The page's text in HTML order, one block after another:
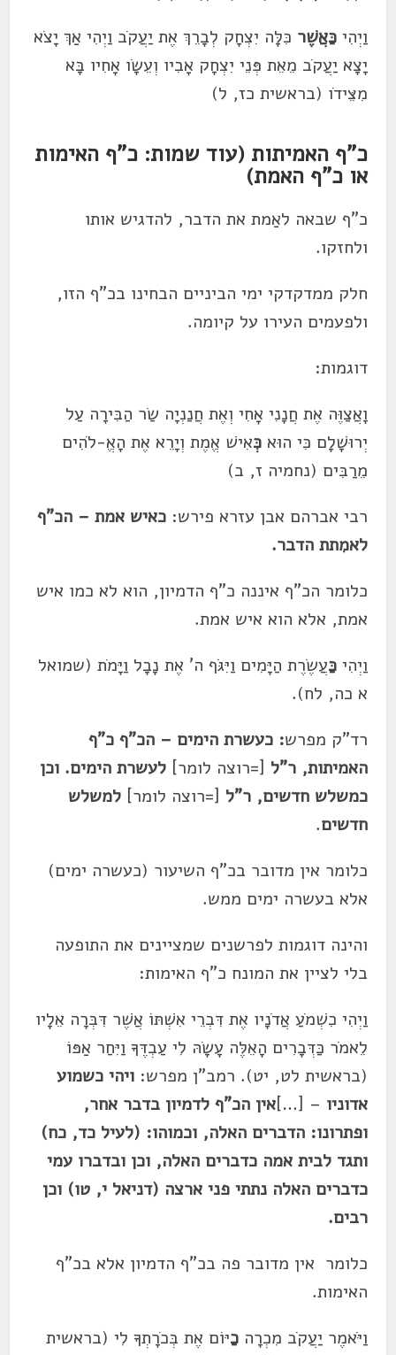
וַיְהִיכַּאֲשֶׁר כִּלָּה יִצְחָק לְבָרֵךְ אֶת יַעֲקֹב וַיְהִי אַךְ יָצֹא
יָצָא יַעֲקֹב מֵאֵת פְּנֵי יִצְחָק אָבִיו וְעֵשָׂו אָחִיו בָּא
מִצֵּידֹו (בראשית כז, ל)
כ"ף האמיתות (עוד שמות: כ"ף האימות
או כ"ף האמת)
כ"ף שבאה לאַמת את הדבר, להדגיש אותו
ולחזקו.
חלק ממדקדקי ימי הביניים הבחינו בכ"ף הזו,
ולפעמים העירו על קיומה.
דוגמות:
וָאֲצַוֶּה אֶת חֲנָנִי אָחִי וְאֶת חֲנַנְיָה שַׂר הַבִּירָה עַל
יְרוּשָׁלִָם כִּי הוּאכְּאִישׁ אֱמֶת וְיָרֵא אֶת הָאֱ-לֹהִים
מֵרַבִּים (נחמיה ז, ב)
רבי אברהם אבן עזרא פירש:כאיש אמת – הכ"ף
לאמִתת הדבר.
כלומר הכ"ף איננה כ"ף הדמיון, הוא לא כמו איש
אמת, אלא הוא איש אמת.
וַיְהִיכַּעֲשֶׂרֶת הַיָּמִים וַיִּגֹּף ה' אֶת נָבָל וַיָּמֹת (שמואל
א כה, לח).
רד"ק מפרש: כעשרת הימים – הכ"ף כ"ף
האמיתות, ר"ל [=רוצה לומר]לעשרת הימים. וכן
כמשלש חדשים, ר"ל [=רוצה לומר]למשלש
חדשים.
כלומר אין מדובר בכ"ף השיעור (כעשרה ימים)
אלא בעשרה ימים ממש.
והינה דוגמות לפרשנים שמציינים את התופעה
בלי לציין את המונח כ"ף האימות:
וַיְהִי כִשְׁמֹעַ אֲדֹנָיו אֶת דִּבְרֵי אִשְׁתּוֹ אֲשֶׁר דִּבְּרָה אֵלָיו
לֵאמֹר כַּדְּבָרִים הָאֵלֶּה עָשָׂהּ לִי עַבְדֶּךָ וַיִּחַר אַפּוֹ
(בראשית לט, יט). רמב"ן מפרש:ויהי כשמוע
אדוניו – […]אין הכ"ף לדמיון בדבר אחר,
ופתרונו: הדברים האלה, וכמוהו: (לעיל כד, כח)
ותגד לבית אמה כדברים האלה, וכן ובדברו עמי
כדברים האלה נתתי פני ארצה (דניאל י, טו) וכן
רבים.
כלומר אין מדובר פה בכ"ף הדמיון אלא בכ"ף
האימות.
וַיֹּאמֶר יַעֲקֹב מִכְרָהכַיּוֹם אֶת בְּכֹרָתְךָ לִי (בראשית